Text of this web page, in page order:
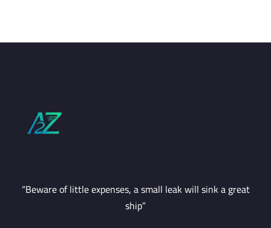
“Beware of little expenses, a small leak will sink a great
ship”